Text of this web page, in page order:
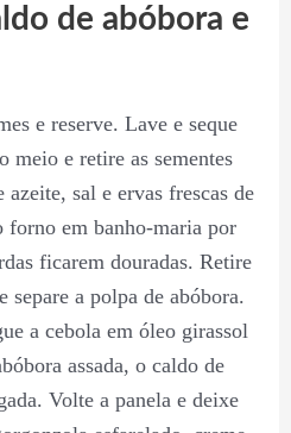
de abóbora e
e reserve. Lave e seque
meio e retire as sementes
sal e ervas frescas de
forno em banho-maria por
ficarem douradas. Retire
separe a polpa de abóbora.
a cebola em óleo girassol
assada, o caldo de
Volte a panela e deixe